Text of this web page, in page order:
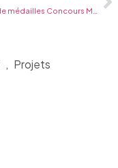
, Projets